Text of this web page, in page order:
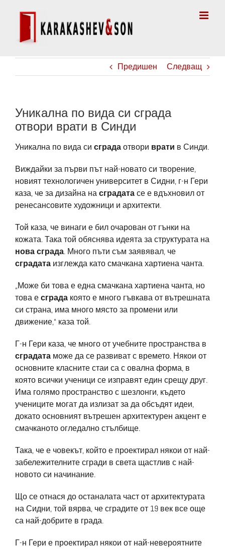
Предишен Следващ
Уникална по вида си сграда
отвори врати в Синди
Уникална по вида си сградаотвори врати в Синди.
Виждайки за първи път най-новато си творение,
новият технологичен университет в Сидни, г-н Гери
каза, че за дизайна насградатасе е вдъхновил от
ренесансовите художници и архитекти.
Той каза, че винаги е бил очарован от гънки на
кожата. Така той обяснява идеята за структурата на
нова сграда. Много пъти съм заявявал, че
сградата изглежда като смачкана хартиена чанта.
„Може би това е една смачкана хартиена чанта, но
това есграда която е много гъвкава от вътрешната
си страна, има много място за промени или
движение,“ каза той.
Г-н Гери каза, че много от учебните пространства в
сградата може да се развиват с времето. Някои от
основните класните стаи са с овална форма, в
която всички ученици се изправят един срещу друг.
Има голямо пространство с шезлонги, където
учениците могат да излизат за да обсъдят идеи,
докато основният вътрешен архитектурен акцент е
смачканото огледално стълбище.
Така, че е човекът, който е проектирал някои от най-
забележителните сгради в света щастлив с най-
новото си начинание.
Що се отнася до останалата част от архитектурата
на Сидни, той вярва, че сградите от 19 век все още
са най-добрите в града.
Г-н Гери е проектирал някои от най-невероятните